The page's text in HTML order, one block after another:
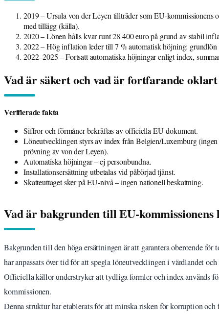
2019– Ursula von der Leyen tillträder som EU-kommissionens
med tillägg (källa).
2020– Lönen hålls kvar runt 28 400 euro på grund av stabil
2022– Hög inflation leder till 7 % automatisk höjning:
2022–2025– Fortsatt automatiska höjningar enligt index,
Vad är säkert och vad är fortfarande
Verifierade fakta
Siffror och förmåner bekräftas av officiella EU-dokument.
Löneutvecklingen styrs av index från Belgien/Luxemburg (ingen
prövning av von der Leyen).
Automatiska höjningar – ej personbundna.
Installationsersättning utbetalas vid påbörjad tjänst.
Skatteuttaget sker på EU-nivå – ingen nationell beskattning.
Vad är bakgrunden till EU-kommissionens
Bakgrunden till den höga ersättningen är att garantera oberoende
har anpassats över tid för att spegla löneutvecklingen i värdlandet
Officiella källor understryker att tydliga formler och index används
kommissionen.
Denna struktur har etablerats för att minska risken för korruption